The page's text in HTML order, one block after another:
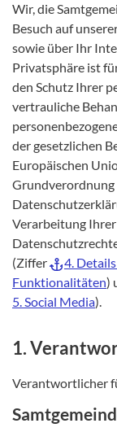
Wir, die
Besuch auf
sowie über Ihr
Privatsphäre ist
den Schutz Ihrer
vertrauliche
der gesetzlichen
Europäischen
Grundverordnung
Verarbeitung
(Ziffer
4.
Funktionalitäten)
5. Social Media).
1.
Verantwortlicher